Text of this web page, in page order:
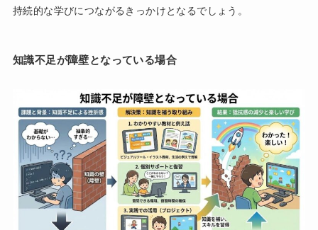
持続的な学びにつながるきっかけとなるでしょう。
知識不足が障壁となっている場合